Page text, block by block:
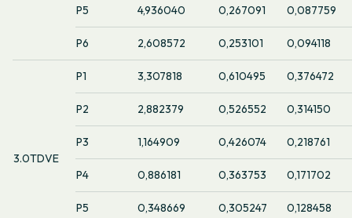
P5 4,936040 0,267091 0,087759
P6 2,608572 0,253101 0,094118
3.0TDVE
P1 3,307818 0,610495 0,376472
P2 2,882379 0,526552 0,314150
P3 1,164909 0,426074 0,218761
P4 0,886181 0,363753 0,171702
P5 0,348669 0,305247 0,128458